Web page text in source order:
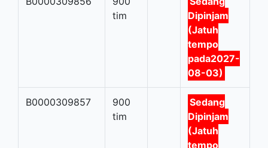
tim
Dipinjam
(Jatuh
tempo
pada2027-
08-03)
B0000309857
900
tim
Sedang
Dipinjam
(Jatuh
tempo